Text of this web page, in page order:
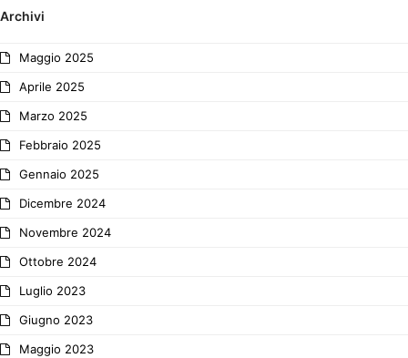
Archivi
Maggio 2025
Aprile 2025
Marzo 2025
Febbraio 2025
Gennaio 2025
Dicembre 2024
Novembre 2024
Ottobre 2024
Luglio 2023
Giugno 2023
Maggio 2023